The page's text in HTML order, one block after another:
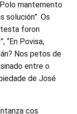
mantemento
solución”. Os
foron
“En Povisa,
Nos petos de
entre o
de José
cos